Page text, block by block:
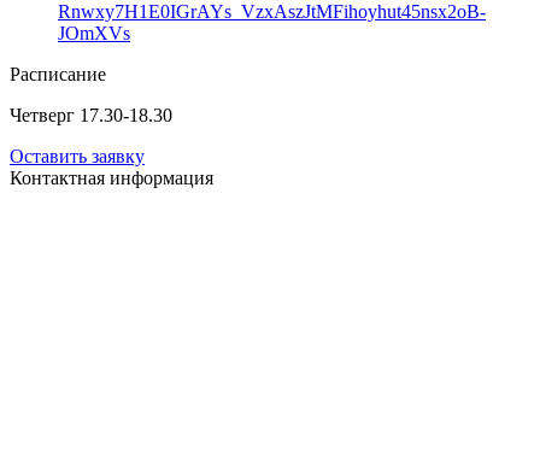
Расписание
Четверг 17.30-18.30
Оставить заявку
Контактная информация